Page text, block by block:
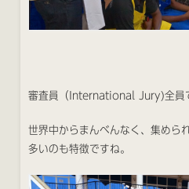
審査員（International Jury)全員
世界中からまんべんなく、集めら
多いのも特徴ですね。